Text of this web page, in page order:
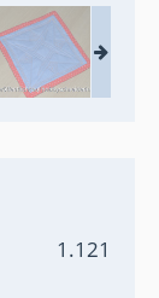
1.121